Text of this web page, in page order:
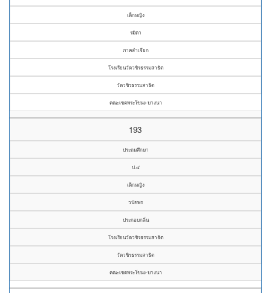
เด็กหญิง
รมิตา
ภาคลำเจียก
โรงเรียนวัดวชิรธรรมสาธิต
วัดวชิรธรรมสาธิต
คณะเขตพระโขนง-บางนา
193
ประถมศึกษา
ป.๔
เด็กหญิง
วนัชพร
ประกอบกลิ่น
โรงเรียนวัดวชิรธรรมสาธิต
วัดวชิรธรรมสาธิต
คณะเขตพระโขนง-บางนา